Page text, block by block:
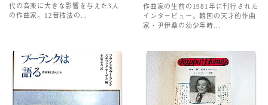
代の音楽に大きな影響を与えた3人
の作曲家。12音技法の...
作曲家の生前の1981年に刊行された
インタービュー。韓国の天才的作曲
家・尹伊桑の幼少年時...